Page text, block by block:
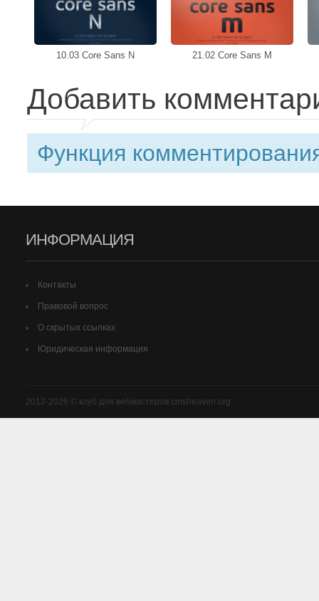
10.03 Core Sans N 21.02 Core Sans M
Добавить
Функция
ИНФОРМАЦИЯ
Контакты
Правовой вопрос
О скрытых ссылках
Юридическая информация
2012-2026 © клуб для вебмастеров cmsheaven.org